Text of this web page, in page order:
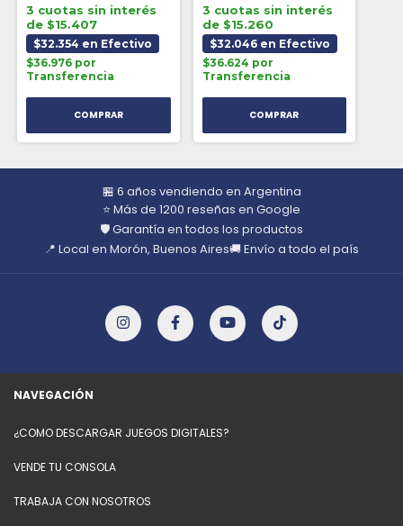
3 cuotas sin interés
de $15.407
$32.354 en Efectivo
$36.976 por
Transferencia
3 cuotas sin interés
de $15.260
$32.046 en Efectivo
$36.624 por
Transferencia
🏪 6 años vendiendo en Argentina
⭐ Más de 1200 reseñas en Google
🛡️ Garantía en todos los productos
📍 Local en Morón, Buenos Aires🚚 Envío a todo el país
NAVEGACIÓN
¿COMO DESCARGAR JUEGOS DIGITALES?
VENDE TU CONSOLA
TRABAJA CON NOSOTROS